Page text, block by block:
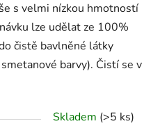
s velmi nízkou hmotností
lze udělat ze 100%
čistě bavlněné látky
barvy). Čistí se v
Skladem (>5 ks)